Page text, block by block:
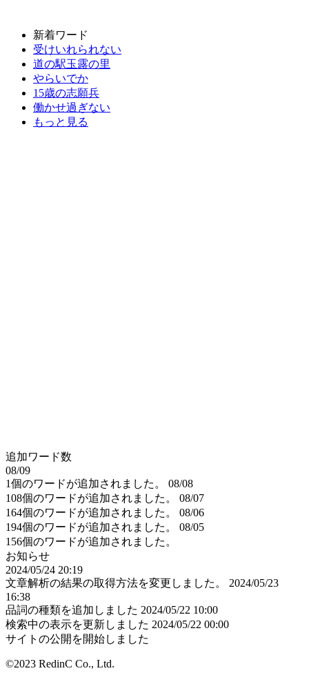
新着ワード
受けいれられない
道の駅玉露の里
やらいでか
15歳の志願兵
働かせ過ぎない
もっと見る
追加ワード数
08/09
1個のワードが追加されました。
08/08
108個のワードが追加されました。
08/07
164個のワードが追加されました。
08/06
194個のワードが追加されました。
08/05
156個のワードが追加されました。
お知らせ
2024/05/24 20:19
文章解析の結果の取得方法を変更しました。
2024/05/23
16:38
品詞の種類を追加しました 2024/05/22 10:00
検索中の表示を更新しました 2024/05/22 00:00
サイトの公開を開始しました
©2023 RedinC Co., Ltd.